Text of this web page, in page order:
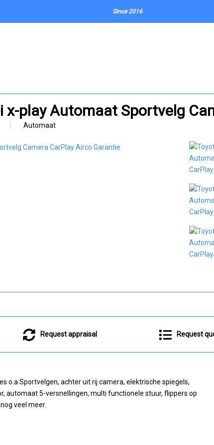
Since 2016
x-play Automaat Sportvelg
Automaat
Request appraisal Request
o.a Sportvelgen, achter uit rij camera, elektrische spiegels,
automaat 5-versnellingen, multi functionele stuur, flippers op
veel meer.